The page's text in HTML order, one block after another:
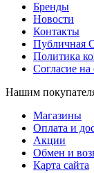
Бренды
Новости
Контакты
Публичная
Политика
Согласие
Нашим
Магазины
Оплата и
Акции
Обмен и
Карта сайта